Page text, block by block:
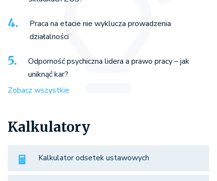
Praca na etacie nie wyklucza prowadzenia
działalności
Odporność psychiczna lidera a prawo pracy – jak
uniknąć kar?
Zobacz wszystkie
Kalkulatory
Kalkulator odsetek ustawowych